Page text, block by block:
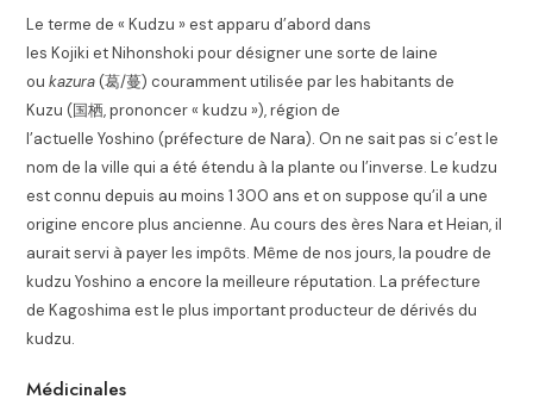
Le terme de « Kudzu » est apparu d’abord dans
les Kojiki et Nihonshoki pour désigner une sorte de laine
oukazura(葛/蔓) couramment utilisée par les habitants de
Kuzu (国栖,prononcer « kudzu »), région de
l’actuelle Yoshino (préfecture de Nara). On ne sait pas si c’est le
nom de la ville qui a été étendu à la plante ou l’inverse. Le kudzu
est connu depuis au moins 1 300 ans et on suppose qu’il a une
origine encore plus ancienne. Au cours des ères Nara et Heian, il
aurait servi à payer les impôts. Même de nos jours, la poudre de
kudzu Yoshino a encore la meilleure réputation. La préfecture
de Kagoshima est le plus important producteur de dérivés du
kudzu.
Médicinales